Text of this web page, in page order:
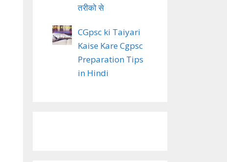
तरीको से
CGpsc ki Taiyari
Kaise Kare Cgpsc
Preparation Tips
in Hindi